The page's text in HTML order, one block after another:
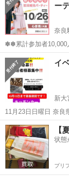
ー
奈良
✽✽累計参加者
★゜･｡･｡･゜☆゜･｡･｡
奈良 奈良市
イ
新大
11月23日日曜日 奈良
イベントがメインの
マルシェ関係の出店
ぜひご連絡ください。
奈良 奈良市
コンベンションセ
【
状態
プリ